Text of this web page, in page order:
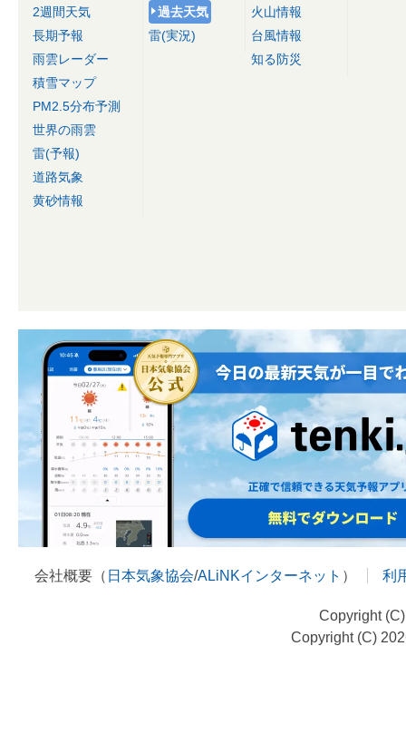
2週間天気
長期予報
雨雲レーダー
積雪マップ
PM2.5分布予測
世界の雨雲
雷(予報)
道路気象
黄砂情報
過去天気
雷(実況)
火山情報
台風情報
知る防災
会社概要（ 日本気象協会/ALiNKインターネット ） 利
Copyright
Copyright (C)